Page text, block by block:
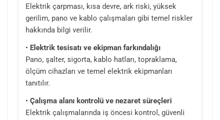
Elektrik çarpması, kısa devre, ark riski, yüksek
gerilim, pano ve kablo çalışmaları gibi temel riskler
hakkında bilgi verilir.
• Elektrik tesisatı ve ekipman farkındalığı
Pano, şalter, sigorta, kablo hatları, topraklama,
ölçüm cihazları ve temel elektrik ekipmanları
tanıtılır.
• Çalışma alanı kontrolü ve nezaret süreçleri
Elektrik çalışmalarında iş öncesi kontrol, güvenli